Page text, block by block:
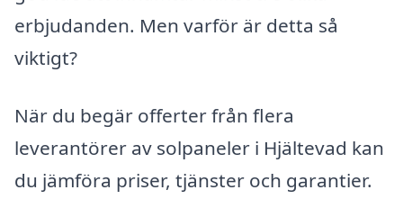
erbjudanden. Men varför är detta så
viktigt?
När du begär offerter från flera
leverantörer av solpaneler i Hjältevad kan
du jämföra priser, tjänster och garantier.